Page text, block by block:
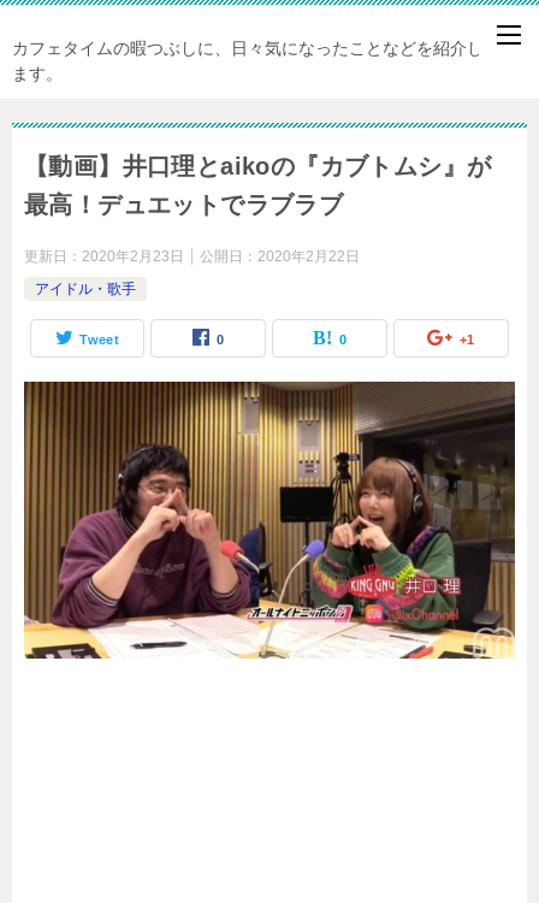
カフェタイムの暇つぶしに、日々気になったことなどを紹介してい
ます。
【動画】井口理とaikoの『カブトムシ』が
最高！デュエットでラブラブ
更新日： 2020年2月23日 公開日： 2020年2月22日
アイドル・歌手
Tweet 0 0 +1